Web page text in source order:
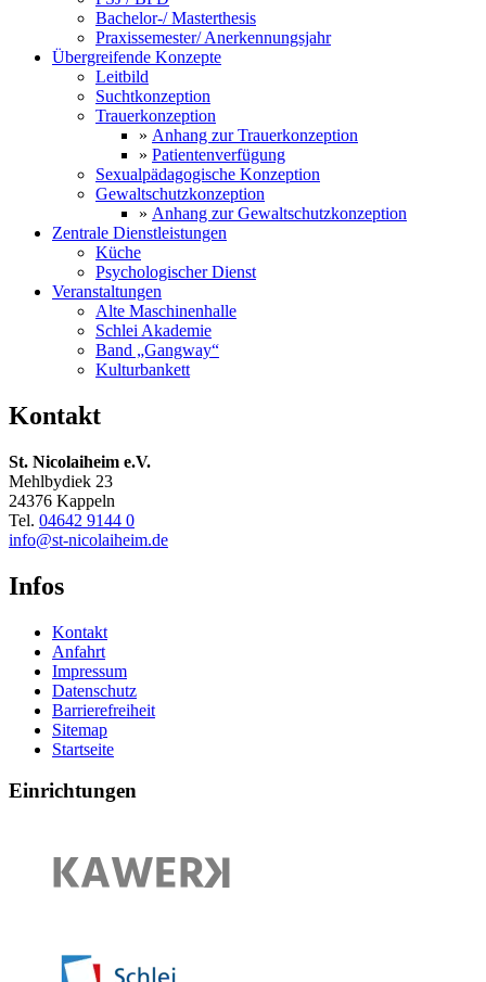
Bachelor-/ Masterthesis
Praxissemester/ Anerkennungsjahr
Übergreifende Konzepte
Leitbild
Suchtkonzeption
Trauerkonzeption
» Anhang zur Trauerkonzeption
» Patientenverfügung
Sexualpädagogische Konzeption
Gewaltschutzkonzeption
» Anhang zur Gewaltschutzkonzeption
Zentrale Dienstleistungen
Küche
Psychologischer Dienst
Veranstaltungen
Alte Maschinenhalle
Schlei Akademie
Band „Gangway“
Kulturbankett
Kontakt
St. Nicolaiheim e.V.
Mehlbydiek 23
24376 Kappeln
Tel. 04642 9144 0
info@st-nicolaiheim.de
Infos
Kontakt
Anfahrt
Impressum
Datenschutz
Barrierefreiheit
Sitemap
Startseite
Einrichtungen